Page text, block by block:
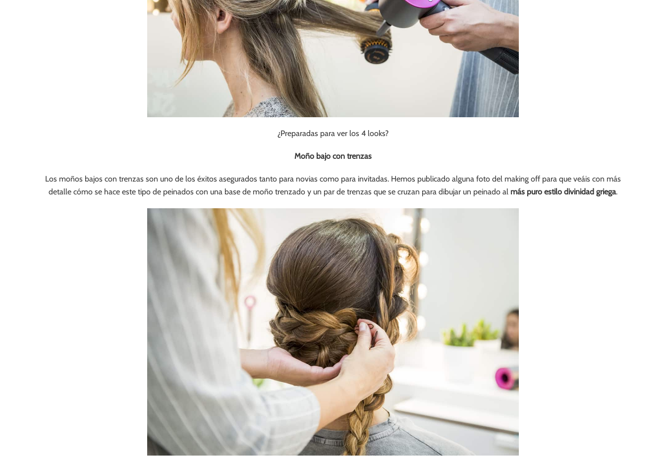
¿Preparadas para ver los 4 looks?
Moño bajo con trenzas
Los moños bajos con trenzas son uno de los éxitos asegurados tanto para novias como para invitadas. Hemos publicado alguna foto del making off para que veáis con más
detalle cómo se hace este tipo de peinados con una base de moño trenzado y un par de trenzas que se cruzan para dibujar un peinado al más puro estilo divinidad griega.